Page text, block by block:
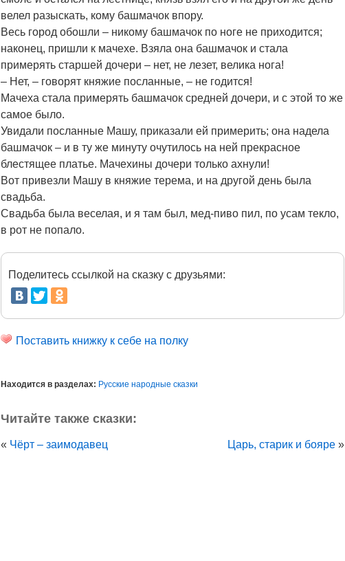
велел разыскать, кому башмачок впору.
Весь город обошли – никому башмачок по ноге не приходится;
наконец, пришли к мачехе. Взяла она башмачок и стала
примерять старшей дочери – нет, не лезет, велика нога!
– Нет, – говорят княжие посланные, – не годится!
Мачеха стала примерять башмачок средней дочери, и с этой то же
самое было.
Увидали посланные Машу, приказали ей примерить; она надела
башмачок – и в ту же минуту очутилось на ней прекрасное
блестящее платье. Мачехины дочери только ахнули!
Вот привезли Машу в княжие терема, и на другой день была
свадьба.
Свадьба была веселая, и я там был, мед-пиво пил, по усам текло,
в рот не попало.
Поделитесь ссылкой на сказку с друзьями:
Поставить книжку к себе на полку
Находится в разделах: Русские народные сказки
Читайте также сказки:
« Чёрт – заимодавец Царь, старик и бояре »